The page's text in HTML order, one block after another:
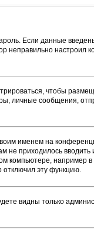
Если данные
неправильно настроил
чтобы
личные сообщения,
именем на
не приходилось
компьютере, например
отключил эту функцию.
видны только